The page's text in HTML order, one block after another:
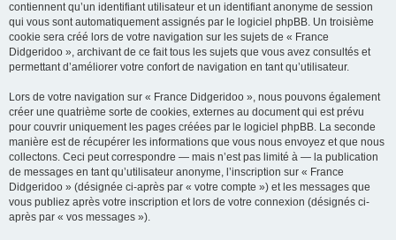
contiennent qu’un identifiant utilisateur et un identifiant anonyme de session
qui vous sont automatiquement assignés par le logiciel phpBB. Un troisième
cookie sera créé lors de votre navigation sur les sujets de « France
Didgeridoo », archivant de ce fait tous les sujets que vous avez consultés et
permettant d’améliorer votre confort de navigation en tant qu’utilisateur.
Lors de votre navigation sur « France Didgeridoo », nous pouvons également
créer une quatrième sorte de cookies, externes au document qui est prévu
pour couvrir uniquement les pages créées par le logiciel phpBB. La seconde
manière est de récupérer les informations que vous nous envoyez et que nous
collectons. Ceci peut correspondre — mais n’est pas limité à — la publication
de messages en tant qu’utilisateur anonyme, l’inscription sur « France
Didgeridoo » (désignée ci-après par « votre compte ») et les messages que
vous publiez après votre inscription et lors de votre connexion (désignés ci-
après par « vos messages »).